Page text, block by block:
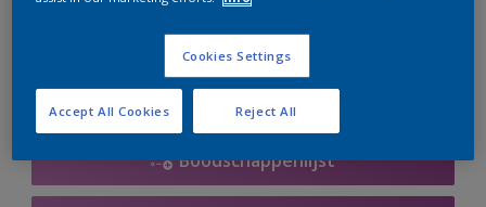
Boodschappenlijst
Cookies Settings
Reject All
Accept All Cookies